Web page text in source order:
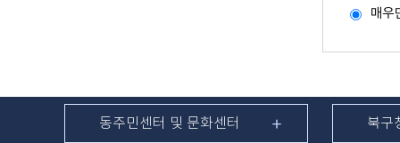
매우
동주민센터 및 문화센터 북구